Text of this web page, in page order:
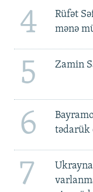
4
Rüfət
mənə
5 Zamin
6
tədarük
7